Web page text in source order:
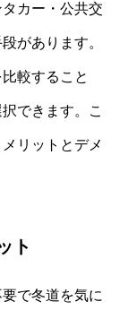
カー・公共交
があります。
較すること
できます。こ
リットとデメ
ト
で冬道を気に